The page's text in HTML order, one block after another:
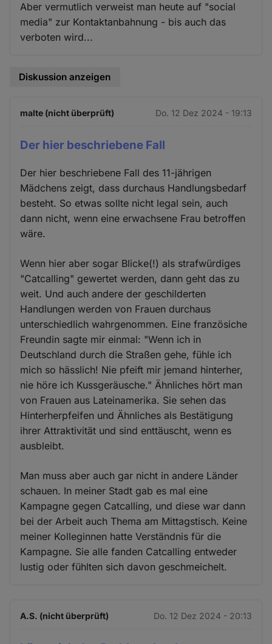
Aber vermutlich verweist man heute auf "social
media" zur Kontaktanbahnung - bis auch das
verboten wird...
Diskussion anzeigen
malte (nicht überprüft) Do. 12 Dez 2024 - 19:13
Der hier beschriebene Fall
Der hier beschriebene Fall des 11-jährigen
Mädchens zeigt, dass durchaus Handlungsbedarf
besteht. So etwas sollte nicht legal sein, auch
dann nicht, wenn eine erwachsene Frau betroffen
wäre.
Wenn hier aber sogar Blicke(!) als strafwürdiges
"Catcalling" gewertet werden, dann geht das zu
weit. Und auch andere der geschilderten
Handlungen werden von Frauen durchaus
unterschiedlich wahrgenommen. Eine französiche
Freundin sagte mir einmal: "Wenn ich in
Deutschland durch die Straßen gehe, fühle ich
mich so hässlich! Nie pfeift mir jemand hinterher,
nie höre ich Kussgeräusche." Ähnliches hört man
von Frauen aus Lateinamerika. Sie sehen das
Hinterherpfeifen und Ähnliches als Bestätigung
ihrer Attraktivität und sind enttäuscht, wenn es
ausbleibt.
Man muss aber auch gar nicht in andere Länder
schauen. In meiner Stadt gab es mal eine
Kampagne gegen Catcalling, und diese war dann
bei der Arbeit auch Thema am Mittagstisch. Keine
meiner Kolleginnen hatte Verständnis für die
Kampagne. Sie alle fanden Catcalling entweder
lustig oder fühlten sich davon geschmeichelt.
A.S. (nicht überprüft) Do. 12 Dez 2024 - 20:13